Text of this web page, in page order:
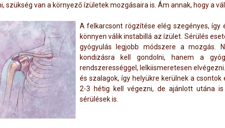
szükség van a környező ízületek mozgásaira is. Ám annak, hogy a
A felkarcsont rögzítése elég szegényes,
könnyen válik instabillá az ízület. Sérülés
gyógyulás legjobb módszere a mozgás.
kondizásra kell gondolni, hanem a
rendszerességgel, lelkiismeretesen
és szalagok, így helyükre kerülnek a
2-3 hétig kell végezni, de ajánlott utána
sérülések is.